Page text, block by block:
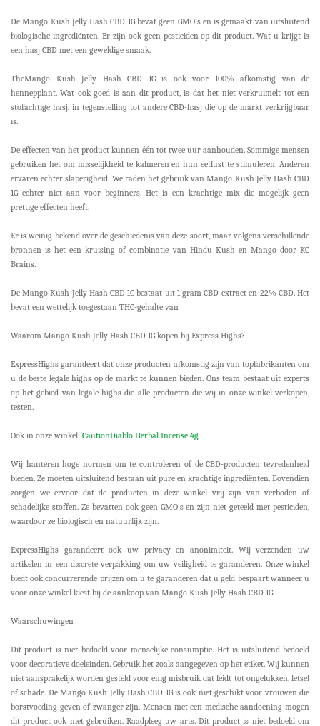
De Mango Kush Jelly Hash CBD 1G bevat geen GMO's en is gemaakt van uitsluitend
biologische ingrediënten. Er zijn ook geen pesticiden op dit product. Wat u krijgt is
een hasj CBD met een geweldige smaak.
TheMango Kush Jelly Hash CBD 1G is ook voor 100% afkomstig van de
hennepplant. Wat ook goed is aan dit product, is dat het niet verkruimelt tot een
stofachtige hasj, in tegenstelling tot andere CBD-hasj die op de markt verkrijgbaar
is.
De effecten van het product kunnen één tot twee uur aanhouden. Sommige mensen
gebruiken het om misselijkheid te kalmeren en hun eetlust te stimuleren. Anderen
ervaren echter slaperigheid. We raden het gebruik van Mango Kush Jelly Hash CBD
1G echter niet aan voor beginners. Het is een krachtige mix die mogelijk geen
prettige effecten heeft.
Er is weinig bekend over de geschiedenis van deze soort, maar volgens verschillende
bronnen is het een kruising of combinatie van Hindu Kush en Mango door KC
Brains.
De Mango Kush Jelly Hash CBD 1G bestaat uit 1 gram CBD-extract en 22% CBD. Het
bevat een wettelijk toegestaan THC-gehalte van
Waarom Mango Kush Jelly Hash CBD 1G kopen bij Express Highs?
ExpressHighs garandeert dat onze producten afkomstig zijn van topfabrikanten om
u de beste legale highs op de markt te kunnen bieden. Ons team bestaat uit experts
op het gebied van legale highs die alle producten die wij in onze winkel verkopen,
testen.
Ook in onze winkel: CautionDiablo Herbal Incense 4g
Wij hanteren hoge normen om te controleren of de CBD-producten tevredenheid
bieden. Ze moeten uitsluitend bestaan uit pure en krachtige ingrediënten. Bovendien
zorgen we ervoor dat de producten in deze winkel vrij zijn van verboden of
schadelijke stoffen. Ze bevatten ook geen GMO's en zijn niet geteeld met pesticiden,
waardoor ze biologisch en natuurlijk zijn.
ExpressHighs garandeert ook uw privacy en anonimiteit. Wij verzenden uw
artikelen in een discrete verpakking om uw veiligheid te garanderen. Onze winkel
biedt ook concurrerende prijzen om u te garanderen dat u geld bespaart wanneer u
voor onze winkel kiest bij de aankoop van Mango Kush Jelly Hash CBD 1G.
Waarschuwingen
Dit product is niet bedoeld voor menselijke consumptie. Het is uitsluitend bedoeld
voor decoratieve doeleinden. Gebruik het zoals aangegeven op het etiket. Wij kunnen
niet aansprakelijk worden gesteld voor enig misbruik dat leidt tot ongelukken, letsel
of schade. De Mango Kush Jelly Hash CBD 1G is ook niet geschikt voor vrouwen die
borstvoeding geven of zwanger zijn. Mensen met een medische aandoening mogen
dit product ook niet gebruiken. Raadpleeg uw arts. Dit product is niet bedoeld om